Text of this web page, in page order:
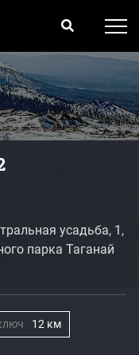
усадьба, 1,
парка Таганай
12 км